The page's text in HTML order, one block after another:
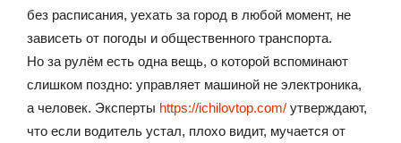
без расписания, уехать за город в любой момент, не
зависеть от погоды и общественного транспорта.
Но за рулём есть одна вещь, о которой вспоминают
слишком поздно: управляет машиной не электроника,
а человек. Эксперты https://ichilovtop.com/ утверждают,
что если водитель устал, плохо видит, мучается от